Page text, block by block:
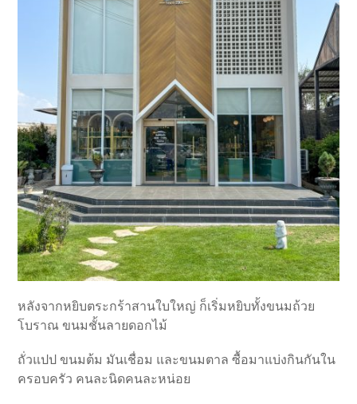
หลังจากหยิบตระกร้าสานใบใหญ่ ก็เริ่มหยิบทั้งขนมถ้วย
โบราณ ขนมชั้นลายดอกไม้
ถั่วแปป ขนมต้ม มันเชื่อม และขนมตาล ซื้อมาแบ่งกินกันใน
ครอบครัว คนละนิดคนละหน่อย